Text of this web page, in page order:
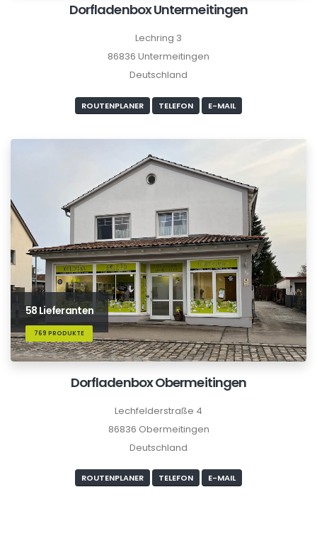
Dorfladenbox Untermeitingen
Lechring 3
86836 Untermeitingen
Deutschland
ROUTENPLANER TELEFON E-MAIL
58 Lieferanten
769 PRODUKTE
Dorfladenbox Obermeitingen
Lechfelderstraße 4
86836 Obermeitingen
Deutschland
ROUTENPLANER TELEFON E-MAIL